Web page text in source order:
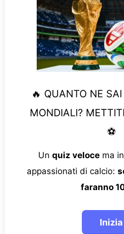
🔥 QUANTO NE
MONDIALI?
⚽
Un quiz velocema
appassionati di calcio:
faranno